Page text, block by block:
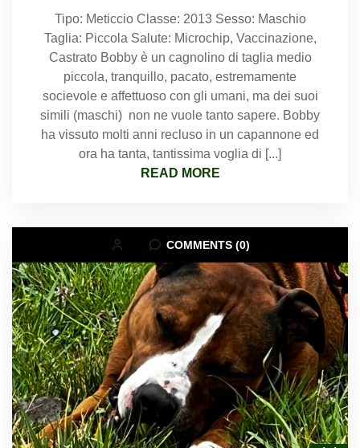
Tipo: Meticcio Classe: 2013 Sesso: Maschio
Taglia: Piccola Salute: Microchip, Vaccinazione,
Castrato Bobby è un cagnolino di taglia medio
piccola, tranquillo, pacato, estremamente
socievole e affettuoso con gli umani, ma dei suoi
simili (maschi) non ne vuole tanto sapere. Bobby
ha vissuto molti anni recluso in un capannone ed
ora ha tanta, tantissima voglia di [...]
READ MORE
COMMENTS (0)